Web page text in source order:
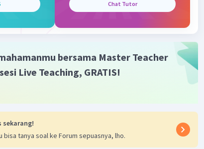
(0) Balas
Chat Tutor
bersama Master Teacher
Live Teaching, GRATIS!
sekarang!
bisa tanya soal ke Forum sepuasnya, lho.